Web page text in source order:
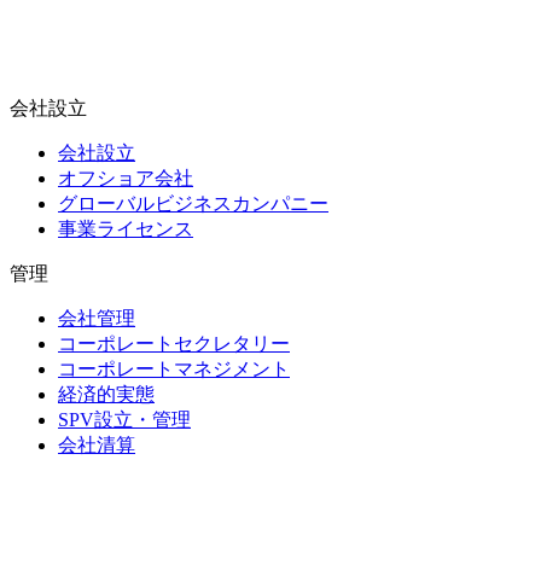
会社設立
会社設立
オフショア会社
グローバルビジネスカンパニー
事業ライセンス
管理
会社管理
コーポレートセクレタリー
コーポレートマネジメント
経済的実態
SPV設立・管理
会社清算